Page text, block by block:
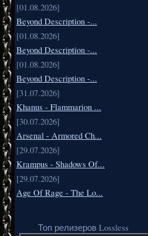
[01.08.2026]
Beyond Description -...
[01.08.2026]
Beyond Description -...
[01.08.2026]
Beyond Description -...
[31.07.2026]
Khanus - Flammarion ...
[30.07.2026]
Arsenal - Armored Ch...
[29.07.2026]
Krampus - Shadows Of...
[29.07.2026]
Age Of Rage - The Lo...
Топ релизеров Lossless